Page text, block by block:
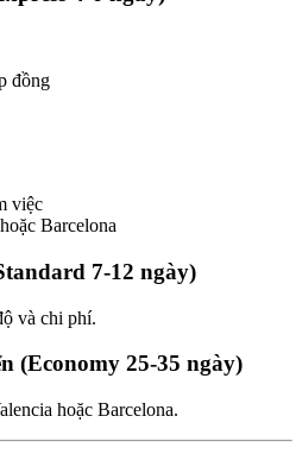
đồng
việc
Barcelona
7-12 ngày)
và chi phí.
(Economy 25-35 ngày)
hoặc Barcelona.